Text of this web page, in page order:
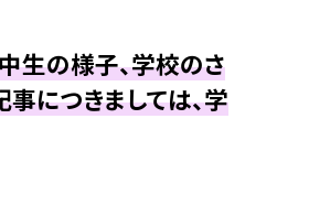
生の様子、学校のさ
につきましては、学